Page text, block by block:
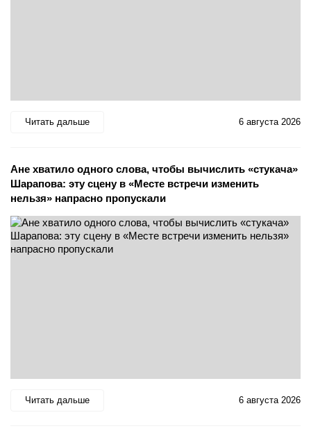
Читать дальше 6 августа 2026
Ане хватило одного слова, чтобы вычислить «стукача»
Шарапова: эту сцену в «Месте встречи изменить
нельзя» напрасно пропускали
Читать дальше 6 августа 2026